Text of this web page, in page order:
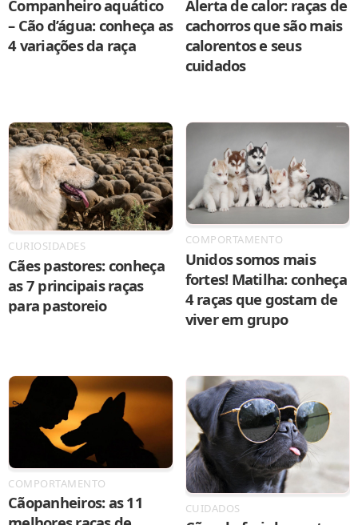
Companheiro aquático
– Cão d’água: conheça as
4 variações da raça
Alerta de calor: raças de
cachorros que são mais
calorentos e seus
cuidados
CURIOSIDADES
Cães pastores: conheça
as 7 principais raças
para pastoreio
COMPORTAMENTO
Unidos somos mais
fortes! Matilha: conheça
4 raças que gostam de
viver em grupo
COMPORTAMENTO
Cãopanheiros: as 11
CUIDADOS